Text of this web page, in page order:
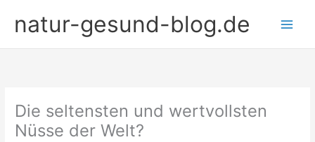
Inhaltnatur-gesund-blog.de
Die seltensten und wertvollsten
Nüsse der Welt?